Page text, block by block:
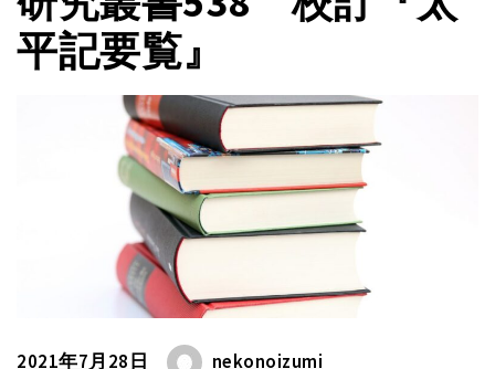
平記要覧』
2021年7月28日 nekonoizumi